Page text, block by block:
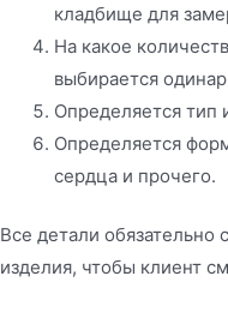
кладбище для
На какое
выбирается
Определяется тип
Определяется
сердца и прочего.
Все детали обязательно
изделия, чтобы клиент